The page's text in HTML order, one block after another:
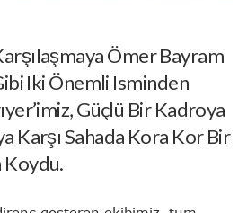
Ömer Bayram
Iki Önemli Isminden
Güçlü Bir Kadroya
Karşı Sahada Kora Kor Bir
Koydu.